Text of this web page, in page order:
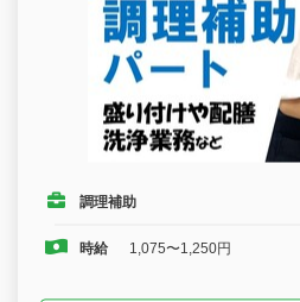
調理補助
時給 1,075〜1,250円